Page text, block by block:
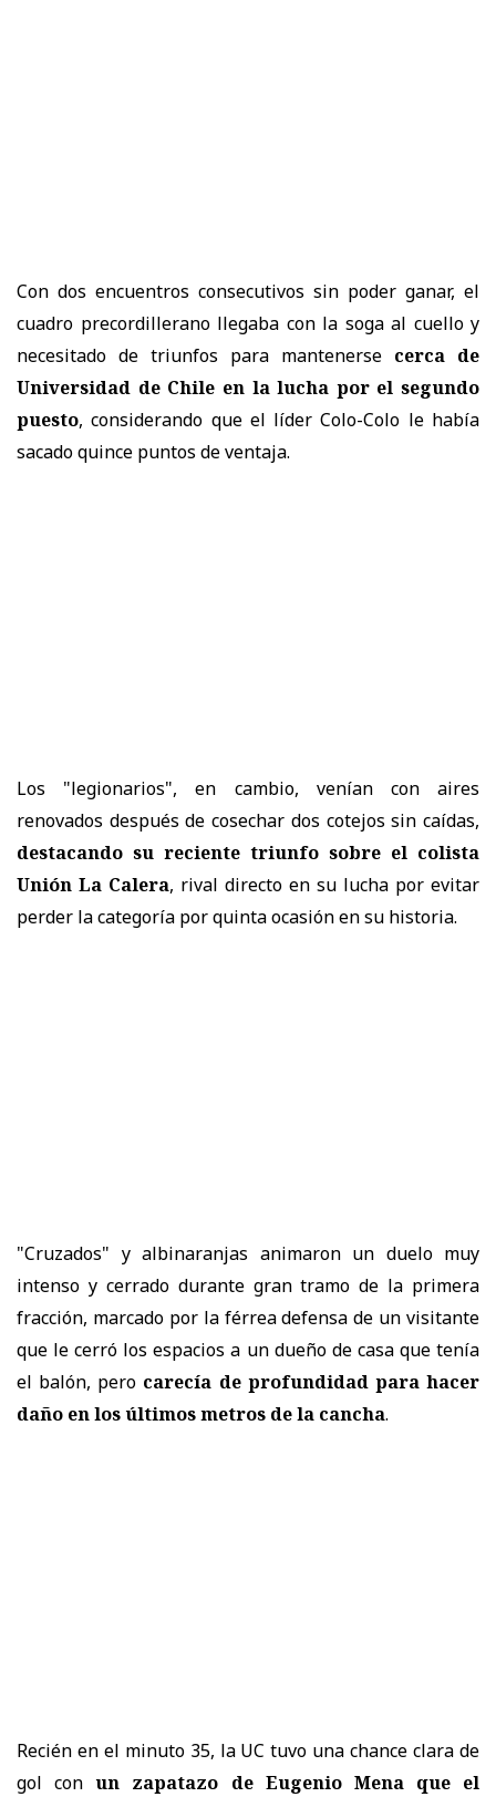
Con dos encuentros consecutivos sin poder ganar, el
cuadro precordillerano llegaba con la soga al cuello y
necesitado de triunfos para mantenerse cerca de
Universidad de Chile en la lucha por el segundo
puesto, considerando que el líder Colo-Colo le había
sacado quince puntos de ventaja.
Los "legionarios", en cambio, venían con aires
renovados después de cosechar dos cotejos sin caídas,
destacando su reciente triunfo sobre el colista
Unión La Calera, rival directo en su lucha por evitar
perder la categoría por quinta ocasión en su historia.
"Cruzados" y albinaranjas animaron un duelo muy
intenso y cerrado durante gran tramo de la primera
fracción, marcado por la férrea defensa de un visitante
que le cerró los espacios a un dueño de casa que tenía
el balón, pero carecía de profundidad para hacer
daño en los últimos metros de la cancha.
Recién en el minuto 35, la UC tuvo una chance clara de
gol conun zapatazo de Eugenio Mena que el